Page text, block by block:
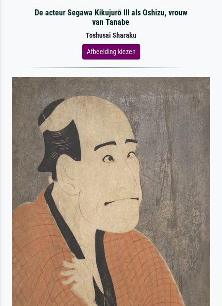
De acteur Segawa Kikujurō III als Oshizu, vrouw
van Tanabe
Toshusai Sharaku
Afbeelding kiezen